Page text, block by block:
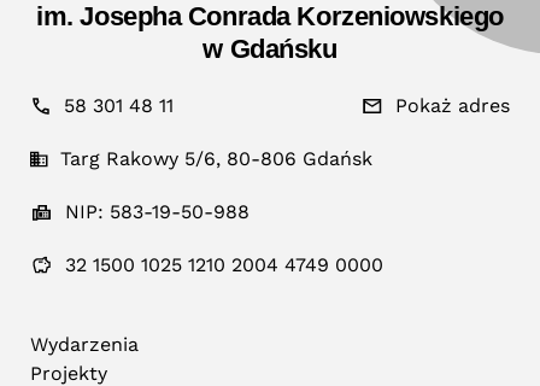
im. Josepha Conrada Korzeniowskiego
w Gdańsku
58 301 48 11 Pokaż adres
Targ Rakowy 5/6, 80-806 Gdańsk
NIP: 583-19-50-988
32 1500 1025 1210 2004 4749 0000
Wydarzenia
Projekty